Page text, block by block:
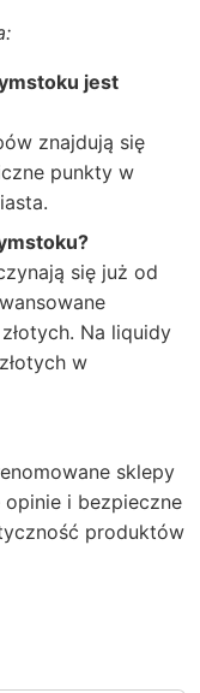
jest
znajdują się
punkty w
się już od
Na liquidy
w
sklepy
i bezpieczne
produktów